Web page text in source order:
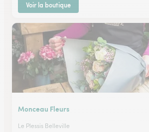
Voir la boutique
Monceau Fleurs
Le Plessis Belleville